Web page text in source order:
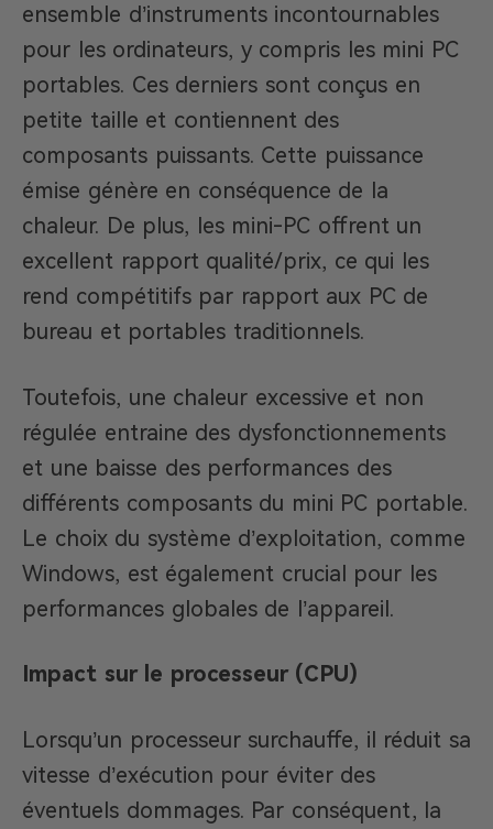
ensemble d’instruments incontournables
pour les ordinateurs, y compris les mini PC
portables. Ces derniers sont conçus en
petite taille et contiennent des
composants puissants. Cette puissance
émise génère en conséquence de la
chaleur. De plus, les mini-PC offrent un
excellent rapport qualité/prix, ce qui les
rend compétitifs par rapport aux PC de
bureau et portables traditionnels.
Toutefois, une chaleur excessive et non
régulée entraine des dysfonctionnements
et une baisse des performances des
différents composants du mini PC portable.
Le choix du système d’exploitation, comme
Windows, est également crucial pour les
performances globales de l’appareil.
Impact sur le processeur (CPU)
Lorsqu’un processeur surchauffe, il réduit sa
vitesse d’exécution pour éviter des
éventuels dommages. Par conséquent, la